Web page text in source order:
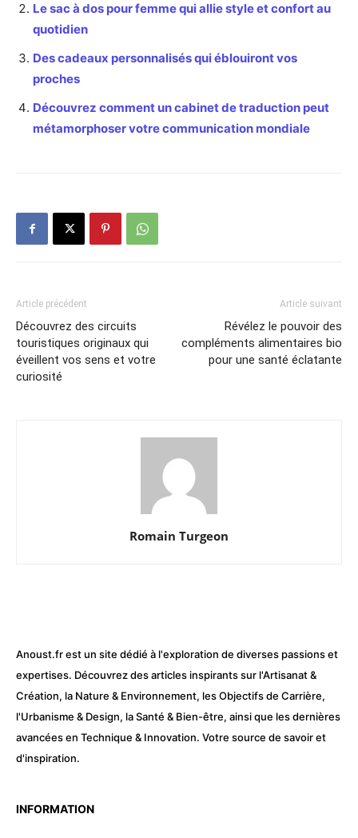
Le sac à dos pour femme qui allie style et confort au
quotidien
Des cadeaux personnalisés qui éblouiront vos
proches
Découvrez comment un cabinet de traduction peut
métamorphoser votre communication mondiale
Article précédent
Découvrez des circuits
touristiques originaux qui
éveillent vos sens et votre
curiosité
Article suivant
Révélez le pouvoir des
compléments alimentaires bio
pour une santé éclatante
Romain Turgeon
Anoust.fr est un site dédié à l'exploration de diverses passions et
expertises. Découvrez des articles inspirants sur l'Artisanat &
Création, la Nature & Environnement, les Objectifs de Carrière,
l'Urbanisme & Design, la Santé & Bien-être, ainsi que les dernières
avancées en Technique & Innovation. Votre source de savoir et
d'inspiration.
INFORMATION